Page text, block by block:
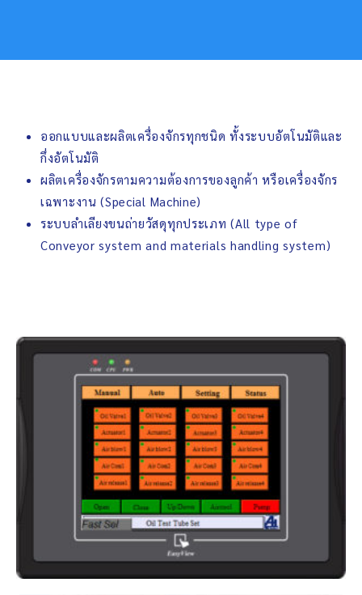
ออกแบบและผลิตเครื่องจักรทุกชนิด ทั้งระบบอัตโนมัติและ
กึ่งอัตโนมัติ
ผลิตเครื่องจักรตามความต้องการของลูกค้า หรือเครื่องจักร
เฉพาะงาน (Special Machine)
ระบบลำเลียงขนถ่ายวัสดุทุกประเภท (All type of
Conveyor system and materials handling system)